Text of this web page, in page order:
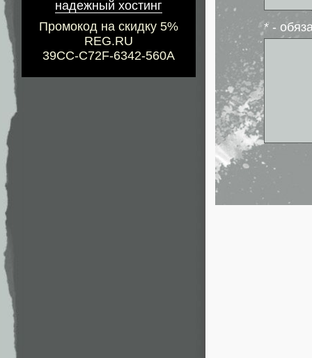
надежный хостинг
Промокод на скидку 5%
REG.RU
39CC-C72F-6342-560A
* -